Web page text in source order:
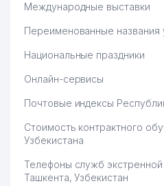
Международные выставки
Переименованные названия
Национальные праздники
Онлайн-сервисы
Почтовые индексы
Стоимость контрактного
Узбекистана
Телефоны служб
Ташкента, Узбекистан